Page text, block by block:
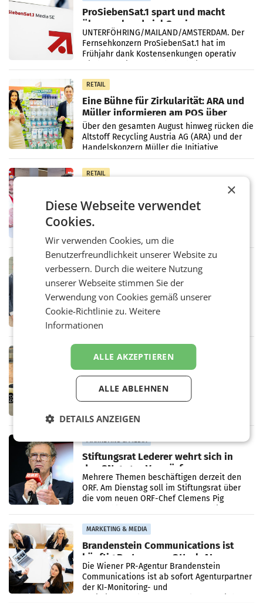
ProSiebenSat.1 spart und macht
überraschend viel Gewinn
UNTERFÖHRING/MAILAND/AMSTERDAM. Der
Fernsehkonzern ProSiebenSat.1 hat im
Frühjahr dank Kostensenkungen operativ
RETAIL
Eine Bühne für Zirkularität: ARA und
Müller informieren am POS über
Kreislauffähigkeit
Über den gesamten August hinweg rücken die
Altstoff Recycling Austria AG (ARA) und der
Handelskonzern Müller die Initiative
„Kreislauf-Helden“ in allen österreichischen
Müller-Filialen
RETAIL
Penny modernisiert zwei Filialen in
Ober- und Niederösterreich
WIENER NEUDORF. – Im Rahmen einer
laufenden Modernisierungsoffensive
Oberösterreich. Die beiden Standorte liegen
in Haag sowie im rund
Alles bereit für den Wechsel: Jürgen
Albrecht setzt ab 1.1.2027 auf Adeg
WIENER NEUDORF. – Die geplante
Zusammenarbeit zwischen Adeg und dem
kartellrechtlich freigegeben: Die
Rekordergebnis im Juli: Leapmotor
verdoppelt Auslieferungen und
überschreitet die 100.000er-Marke
– Im Juli 2026 erreichte Leapmotor einen
wichtigen Meilenstein und lieferte weltweit
101.267 Fahrzeuge aus, womit sich das
Ergebnis gegenüber Juli 2025 mehr als
MARKETING & MEDIA
Stiftungsrat Lederer wehrt sich in
den SN gegen Vorwürfe
Mehrere Themen beschäftigen derzeit den
ORF. Am Dienstag soll im Stiftungsrat über
die vom neuen ORF-Chef Clemens Pig
MARKETING & MEDIA
Brandenstein Communications ist
künftig Partner von OtterlyAI
Die Wiener PR-Agentur Brandenstein
Communications ist ab sofort Agenturpartner
der KI-Monitoring- und
×
Diese Webseite verwendet
Cookies.
Wir verwenden Cookies, um die
Benutzerfreundlichkeit unserer Website zu
verbessern. Durch die weitere Nutzung
unserer Webseite stimmen Sie der
Verwendung von Cookies gemäß unserer
Cookie-Richtlinie zu.Weitere
Informationen
ALLE AKZEPTIEREN
ALLE ABLEHNEN
DETAILS ANZEIGEN